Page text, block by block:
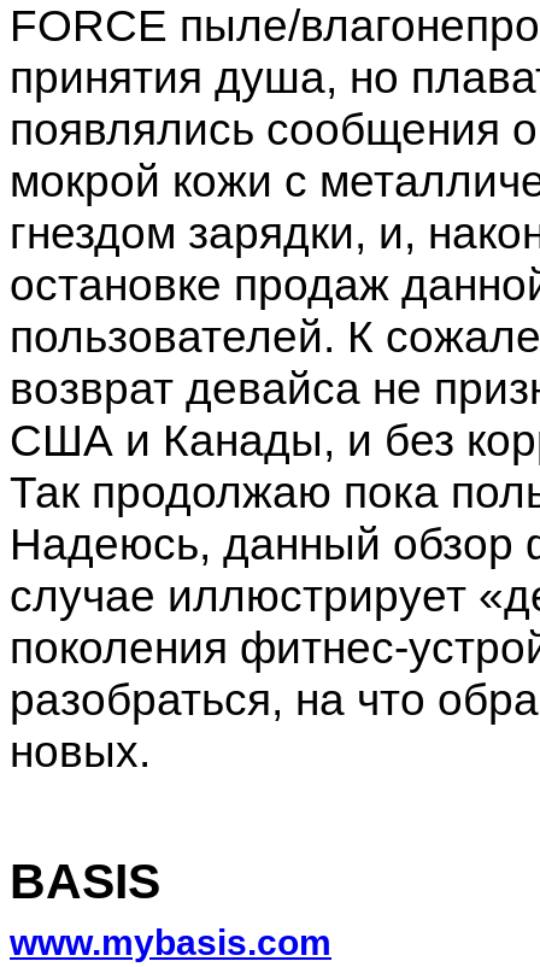
FORCE пыле/
принятия душа, но
появлялись сообщения
мокрой кожи с
гнездом зарядки, и,
остановке продаж
пользователей. К
возврат девайса не
США и Канады, и без
Так продолжаю пока
Надеюсь, данный обзор
случае иллюстрирует
поколения фитнес-
разобраться, на что
новых.
BASIS
www.mybasis.com